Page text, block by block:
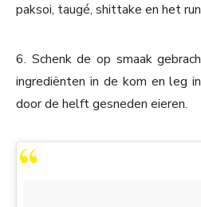
paksoi, taugé, shittake en het
6. Schenk de op smaak
ingrediënten in de kom en leg
door de helft gesneden eieren.